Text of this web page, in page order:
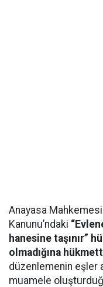
Anayasa
Kanunu’ndaki
hanesine taşınır”
olmadığına
düzenlemenin eşler
muamele